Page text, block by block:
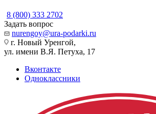
8 (800) 333 2702
Задать вопрос
nurengoy@ura-podarki.ru
г. Новый Уренгой,
ул. имени В.Я. Петуха, 17
Вконтакте
Одноклассники